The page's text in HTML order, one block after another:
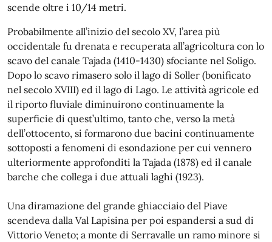
scende oltre i 10/14 metri.
Probabilmente all’inizio del secolo XV, l’area più
occidentale fu drenata e recuperata all’agricoltura con lo
scavo del canale Tajada (1410-1430) sfociante nel Soligo.
Dopo lo scavo rimasero solo il lago di Soller (bonificato
nel secolo XVIII) ed il lago di Lago. Le attività agricole ed
il riporto fluviale diminuirono continuamente la
superficie di quest’ultimo, tanto che, verso la metà
dell’ottocento, si formarono due bacini continuamente
sottoposti a fenomeni di esondazione per cui vennero
ulteriormente approfonditi la Tajada (1878) ed il canale
barche che collega i due attuali laghi (1923).
Una diramazione del grande ghiacciaio del Piave
scendeva dalla Val Lapisina per poi espandersi a sud di
Vittorio Veneto; a monte di Serravalle un ramo minore si